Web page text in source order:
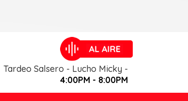
Tardeo Salsero - Lucho Micky -
4:00PM - 8:00PM